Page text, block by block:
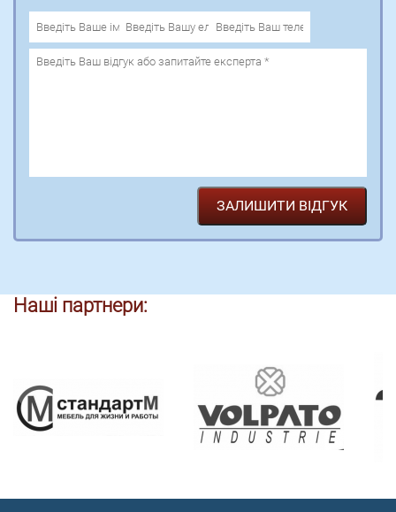
Наші партнери: